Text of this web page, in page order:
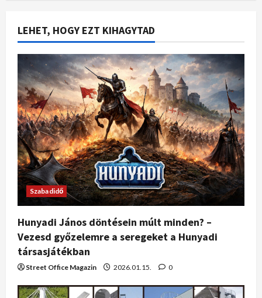
LEHET, HOGY EZT KIHAGYTAD
Szabadidő
Hunyadi János döntésein múlt minden? –
Vezesd győzelemre a seregeket a Hunyadi
társasjátékban
Street Office Magazin 2026.01.15. 0